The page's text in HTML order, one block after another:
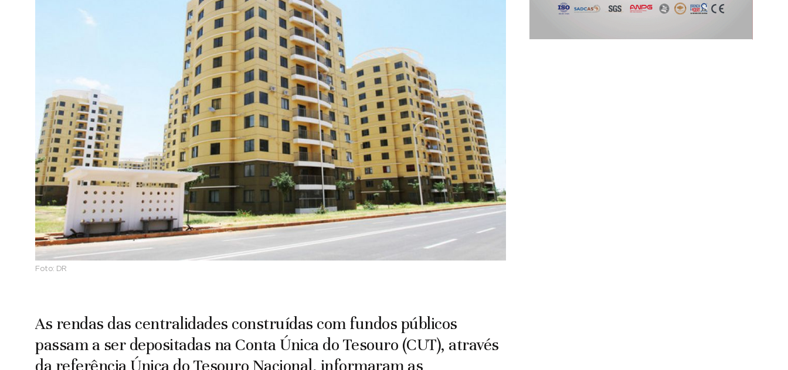
Foto: DR
As rendas das centralidades construídas com fundos públicos
passam a ser depositadas na Conta Única do Tesouro (CUT), através
da referência Única do Tesouro Nacional, informaram as